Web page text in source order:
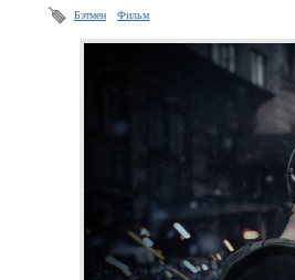
Бэтмен Фильм